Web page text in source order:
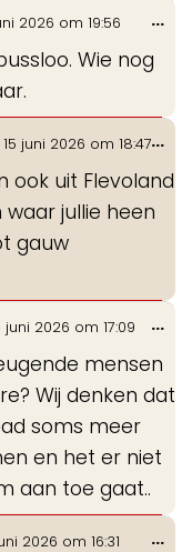
2026 om 19:56
Wie nog
...
15 juni 2026 om 18:47
ook uit Flevoland
jullie heen
gauw
...
juni 2026 om 17:09
mensen
Wij denken dat
soms meer
en het er niet
aan toe gaat..
...
2026 om 16:31 ...